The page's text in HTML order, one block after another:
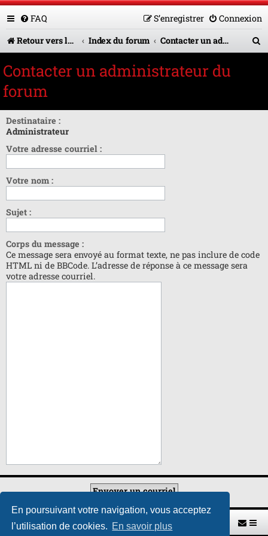
En poursuivant votre navigation, vous acceptez
l’utilisation de cookies. En savoir plus
FAQ Connexion
S’enregistrer
Retour vers le site U.A.G.R.
Index du forum Contacter un administrateur du forum
e
Contacter un administrateur du
forum
Destinataire :
Administrateur
Votre adresse courriel :
Votre nom :
Sujet :
Corps du message :
Ce message sera envoyé au format texte, ne pas inclure de code
HTML ni de BBCode. L’adresse de réponse à ce message sera
votre adresse courriel.
Retour vers le site U.A.G.R. Index du forum